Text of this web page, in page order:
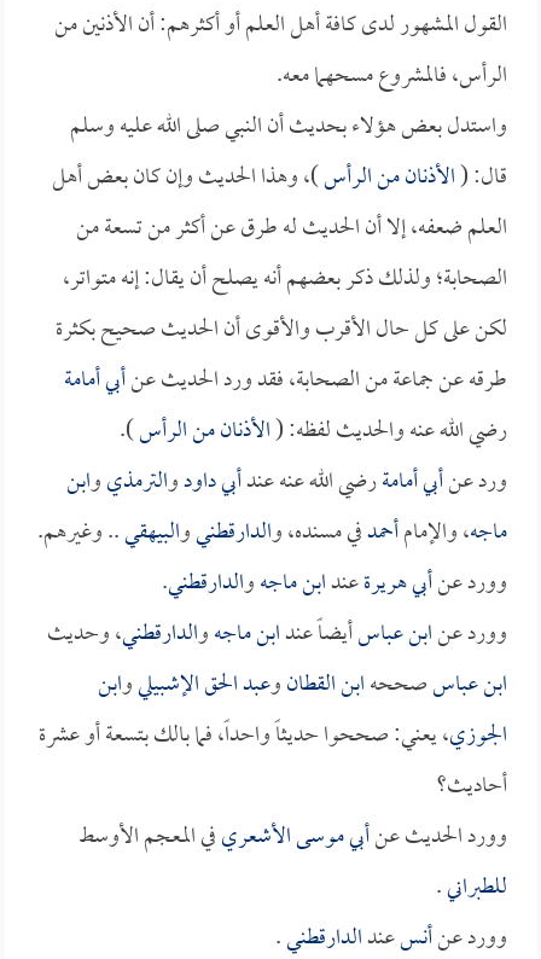
القول المشهور لدى كافة أهل العلم أو أكثرهم: أن الأذنين من
الرأس، فالمشروع مسحهما معه.
واستدل بعض هؤلاء بحديث أن النبي صلى الله عليه وسلم
قال: (الأذنان من الرأس)، وهذا الحديث وإن كان بعض أهل
العلم ضعفه، إلا أن الحديث له طرق عن أكثر من تسعة من
الصحابة؛ ولذلك ذكر بعضهم أنه يصلح أن يقال: إنه متواتر،
لكن على كل حال الأقرب والأقوى أن الحديث صحيح بكثرة
طرقه عن جماعة من الصحابة، فقد ورد الحديث عنأبي أمامة
رضي الله عنه والحديث لفظه: (الأذنان من الرأس).
ورد عنأبي أمامةرضي الله عنه عندأبي داودوالترمذيوابن
ماجه، والإمامأحمدفي مسنده، والدارقطنيوالبيهقي.. وغيرهم.
وورد عنأبي هريرةعندابن ماجهوالدارقطني.
وورد عنابن عباسأيضاً عندابن ماجهوالدارقطني، وحديث
ابن عباسصححهابن القطانوعبد الحق الإشبيليوابن
الجوزي، يعني: صححوا حديثاً واحداً، فما بالك بتسعة أو عشرة
أحاديث؟
وورد الحديث عنأبي موسى الأشعريفي المعجم الأوسط
للطبراني.
وورد عنأنسعندالدارقطني.